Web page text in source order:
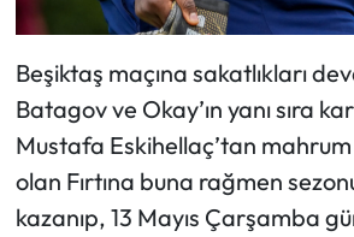
Beşiktaş maçına sakatlıkları
Batagov ve Okay’ın yanı sıra
Mustafa Eskihellaç’tan
olan Fırtına buna rağmen
kazanıp, 13 Mayıs Çarşamba